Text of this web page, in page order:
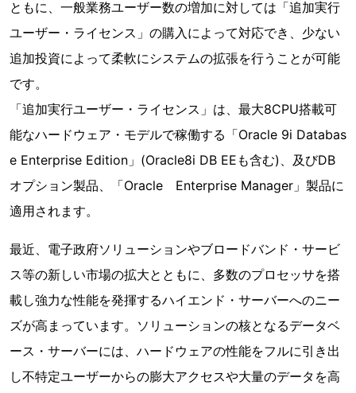
ともに、一般業務ユーザー数の増加に対しては「追加実行
ユーザー・ライセンス」の購入によって対応でき、少ない
追加投資によって柔軟にシステムの拡張を行うことが可能
です。
「追加実行ユーザー・ライセンス」は、最大8CPU搭載可
能なハードウェア・モデルで稼働する「Oracle 9i Databas
e Enterprise Edition」(Oracle8i DB EEも含む)、及びDB
オプション製品、「Oracle Enterprise Manager」製品に
適用されます。
最近、電子政府ソリューションやブロードバンド・サービ
ス等の新しい市場の拡大とともに、多数のプロセッサを搭
載し強力な性能を発揮するハイエンド・サーバーへのニー
ズが高まっています。ソリューションの核となるデータベ
ース・サーバーには、ハードウェアの性能をフルに引き出
し不特定ユーザーからの膨大アクセスや大量のデータを高